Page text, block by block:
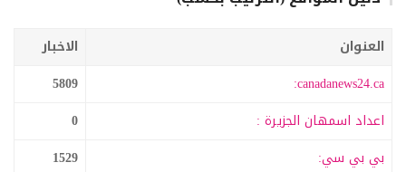
العنوان
الاخبار
canadanews24.ca:
5809
اعداد اسمهان الجزيرة :
0
بي بي سي:
1529